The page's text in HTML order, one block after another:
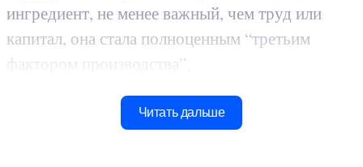
ингредиент, не менее важный, чем труд или
капитал, она стала полноценным “третьим
фактором производства”.
Читать дальше